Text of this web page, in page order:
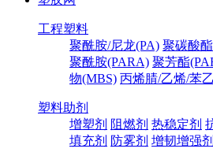
工程塑料
聚酰胺/尼龙(PA) 聚碳酸
聚酰胺(PARA) 聚芳酯
物(MBS) 丙烯腈/乙烯/苯
塑料助剂
增塑剂 阻燃剂 热稳定剂
填充剂 防雾剂 增韧增强剂